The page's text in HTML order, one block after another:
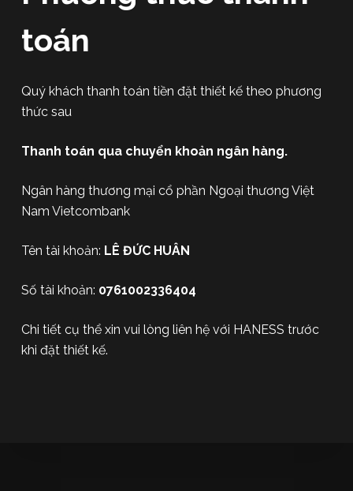
ntoán
Quý khách thanh toán tiền đặt thiết kế theo phương
thức sau
Thanh toán qua chuyển khoản ngân hàng.
Ngân hàng thương mại cổ phần Ngoại thương Việt
Nam Vietcombank
Tên tài khoản: LÊ ĐỨC HUÂN
Số tài khoản: 0761002336404
Chi tiết cụ thể xin vui lòng liên hệ với HANESS trước
khi đặt thiết kế.